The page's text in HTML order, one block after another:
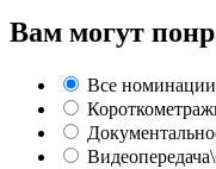
Вам могут
Все номинации